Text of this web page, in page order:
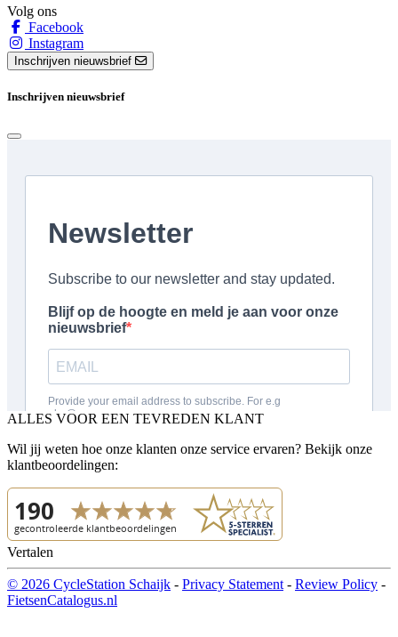
Volg ons
Facebook
Instagram
Inschrijven nieuwsbrief
Inschrijven nieuwsbrief
ALLES VOOR EEN TEVREDEN KLANT
Wil jij weten hoe onze klanten onze service ervaren? Bekijk onze
klantbeoordelingen:
Vertalen
© 2026 CycleStation Schaijk - Privacy Statement - Review Policy -
FietsenCatalogus.nl